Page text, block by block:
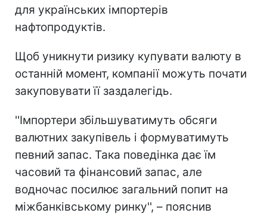
для українських імпортерів
нафтопродуктів.
Щоб уникнути ризику купувати валюту в
останній момент, компанії можуть почати
закуповувати її заздалегідь.
''Імпортери збільшуватимуть обсяги
валютних закупівель і формуватимуть
певний запас. Така поведінка дає їм
часовий та фінансовий запас, але
водночас посилює загальний попит на
міжбанківському ринку'', – пояснив